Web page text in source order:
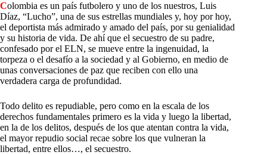
Colombia es un país futbolero y uno de los nuestros, Luis
Díaz, “Lucho”, una de sus estrellas mundiales y, hoy por hoy,
el deportista más admirado y amado del país, por su genialidad
y su historia de vida. De ahí que el secuestro de su padre,
confesado por el ELN, se mueve entre la ingenuidad, la
torpeza o el desafío a la sociedad y al Gobierno, en medio de
unas conversaciones de paz que reciben con ello una
verdadera carga de profundidad.
Todo delito es repudiable, pero como en la escala de los
derechos fundamentales primero es la vida y luego la libertad,
en la de los delitos, después de los que atentan contra la vida,
el mayor repudio social recae sobre los que vulneran la
libertad, entre ellos…, el secuestro.